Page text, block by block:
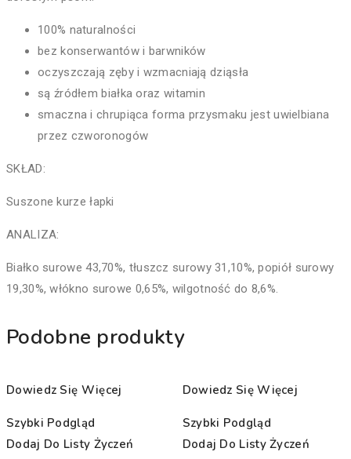
100% naturalności
bez konserwantów i barwników
oczyszczają zęby i wzmacniają dziąsła
są źródłem białka oraz witamin
smaczna i chrupiąca forma przysmaku jest uwielbiana
przez czworonogów
SKŁAD:
Suszone kurze łapki
ANALIZA:
Białko surowe 43,70%, tłuszcz surowy 31,10%, popiół surowy
19,30%, włókno surowe 0,65%, wilgotność do 8,6%.
Podobne produkty
Dowiedz Się Więcej
Szybki Podgląd
Dodaj Do Listy Życzeń
Dowiedz Się Więcej
Szybki Podgląd
Dodaj Do Listy Życzeń